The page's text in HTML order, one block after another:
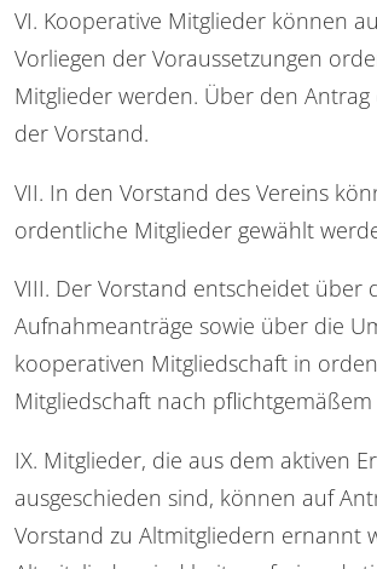
VI. Kooperative Mitglieder können
Vorliegen der Voraussetzungen
Mitglieder werden. Über den
der Vorstand.
VII. In den Vorstand des Vereins
ordentliche Mitglieder gewählt
VIII. Der Vorstand entscheidet über
Aufnahmeanträge sowie über die
kooperativen Mitgliedschaft in
Mitgliedschaft nach pflichtgemäßem
IX. Mitglieder, die aus dem aktiven
ausgeschieden sind, können auf
Vorstand zu Altmitgliedern ernannt